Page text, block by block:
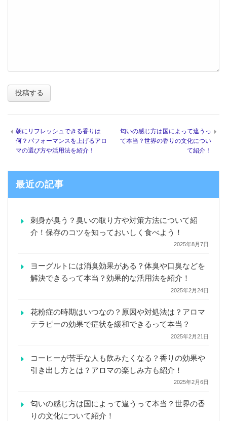
朝にリフレッシュできる香りは
何？パフォーマンスを上げるアロ
マの選び方や活用法を紹介！
匂いの感じ方は国によって違うっ
て本当？世界の香りの文化につい
て紹介！
最近の記事
刺身が臭う？臭いの取り方や対策方法について紹
介！保存のコツを知っておいしく食べよう！
2025年8月7日
ヨーグルトには消臭効果がある？体臭や口臭などを
解決できるって本当？効果的な活用法を紹介！
2025年2月24日
花粉症の時期はいつなの？原因や対処法は？アロマ
テラピーの効果で症状を緩和できるって本当？
2025年2月21日
コーヒーが苦手な人も飲みたくなる？香りの効果や
引き出し方とは？アロマの楽しみ方も紹介！
2025年2月6日
匂いの感じ方は国によって違うって本当？世界の香
りの文化について紹介！